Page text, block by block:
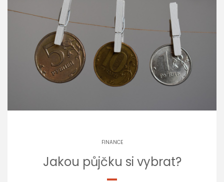
FINANCE
Jakou půjčku si vybrat?